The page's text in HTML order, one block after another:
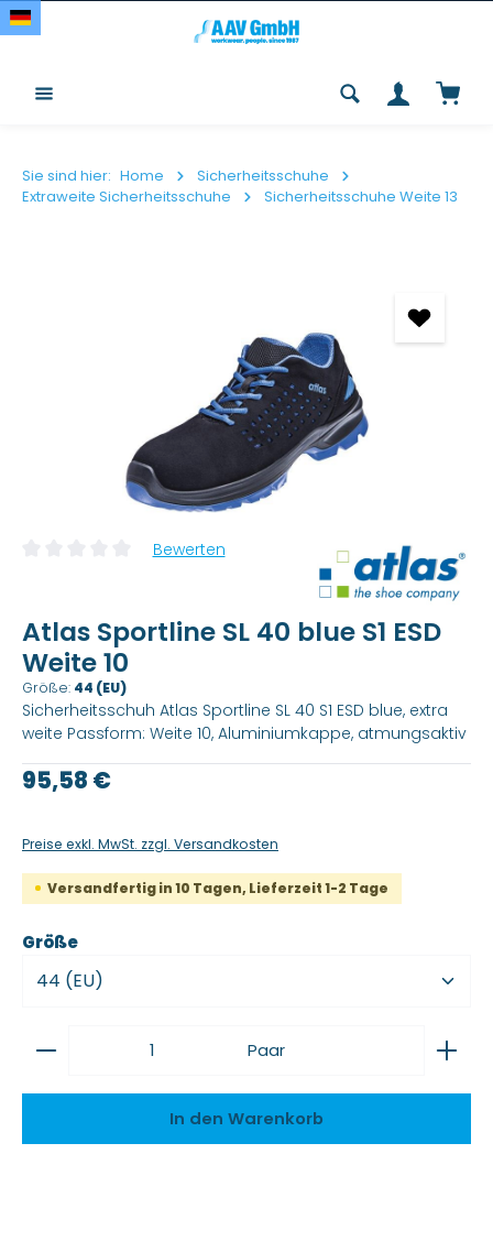
Zum Hauptinhalt springen
Sie sind hier: Home
Sicherheitsschuhe
Extraweite Sicherheitsschuhe
Sicherheitsschuhe Weite 13
Durchschnittliche Bewertung von 0 von 5 Sternen
Bewerten
Atlas Sportline SL 40 blue S1 ESD
Weite 10
Größe: 44 (EU)
Sicherheitsschuh Atlas Sportline SL 40 S1 ESD blue, extra
weite Passform: Weite 10, Aluminiumkappe, atmungsaktiv
Regulärer Preis:
95,58 €
Preise exkl. MwSt. zzgl. Versandkosten
Versandfertig in 10 Tagen, Lieferzeit 1-2 Tage
Größeauswählen
Produkt Anzahl: Gib den gewünschten Wert
Paar
In den Warenkorb